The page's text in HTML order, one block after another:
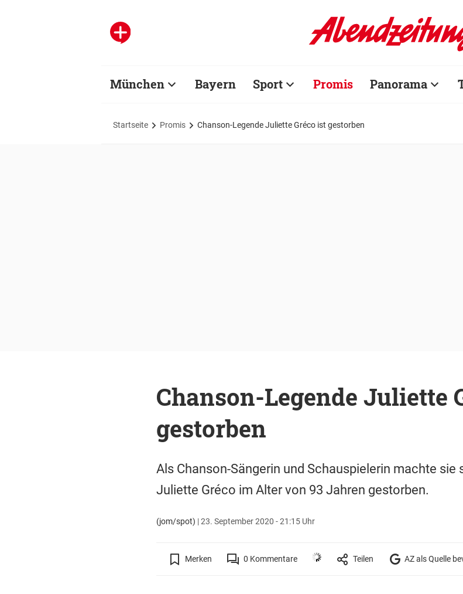
München Bayern Sport Promis Panorama
Startseite Promis Chanson-Legende Juliette Gréco ist gestorben
Chanson-Legende Juliette
gestorben
Als Chanson-Sängerin und Schauspielerin machte
Juliette Gréco im Alter von 93 Jahren gestorben.
(jom/spot) |23. September 2020 - 21:15 Uhr
Merken 0 Kommentare Teilen AZ als Quelle